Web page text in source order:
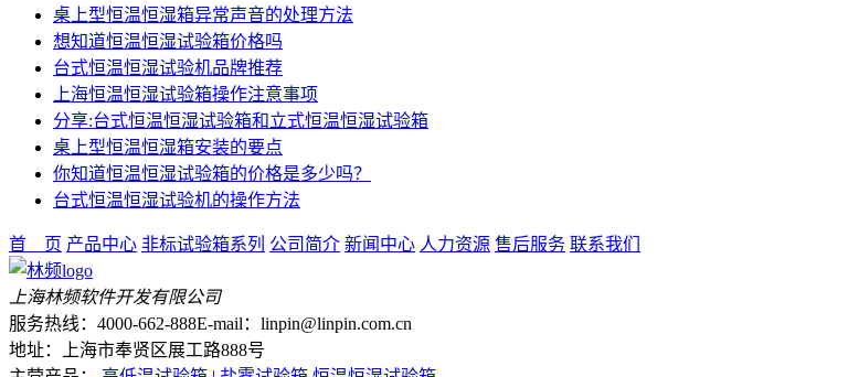
桌上型恒温恒湿箱异常声音的处理方法
想知道恒温恒湿试验箱价格吗
台式恒温恒湿试验机品牌推荐
上海恒温恒湿试验箱操作注意事项
分享:台式恒温恒湿试验箱和立式恒温恒湿试验箱
桌上型恒温恒湿箱安装的要点
你知道恒温恒湿试验箱的价格是多少吗？
台式恒温恒湿试验机的操作方法
首 页 产品中心 非标试验箱系列 公司简介 新闻中心 人力资源 售后服务 联系我们
上海林频软件开发有限公司
服务热线：4000-662-888E-mail：linpin@linpin.com.cn
地址：上海市奉贤区展工路888号